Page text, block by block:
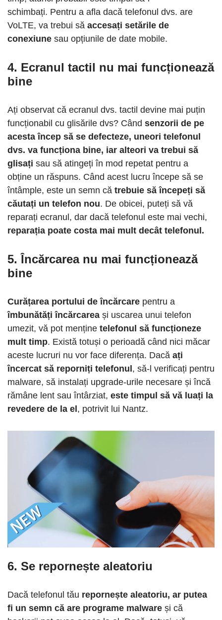
schimbați. Pentru a afla dacă telefonul dvs. are
VoLTE, va trebui să accesați setările de
conexiune sau opțiunile de date mobile.
4. Ecranul tactil nu mai funcționează
bine
Ați observat că ecranul dvs. tactil devine mai puțin
funcționabil cu glisările dvs? Când senzorii de pe
acesta încep să se defecteze, uneori telefonul
dvs. va funcționa bine, iar alteori va trebui să
glisați sau să atingeți în mod repetat pentru a
obține un răspuns. Când acest lucru începe să se
întâmple, este un semn că trebuie să începeți să
căutați un telefon nou. De obicei, puteți să vă
reparați ecranul, dar dacă telefonul este mai vechi,
reparația poate costa mai mult decât telefonul.
5. Încărcarea nu mai funcționează
bine
Curățarea portului de încărcare pentru a
îmbunătăți încărcarea și uscarea unui telefon
umezit, vă pot menține telefonul să funcționeze
mult timp. Există totuși o perioadă când nici măcar
aceste lucruri nu vor face diferența. Dacă ați
încercat să reporniți telefonul, să-l verificați pentru
malware, să instalați upgrade-urile necesare și încă
rămâne lent sau întârziat, este timpul să vă luați la
revedere de la el, potrivit lui Nantz.
6. Se repornește aleatoriu
Dacă telefonul tău repornește aleatoriu, ar putea
fi un semn că are programe malware și că